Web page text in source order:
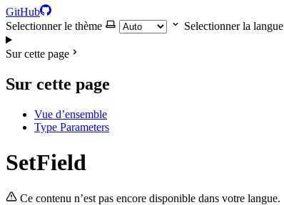
GitHub
Selectionner le thème
Selectionner la langue
Sur cette page
Sur cette page
Vue d’ensemble
Type Parameters
SetField
Ce contenu n’est pas encore disponible dans votre langue.